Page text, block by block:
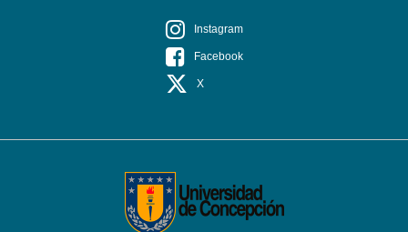
Instagram
Facebook
X